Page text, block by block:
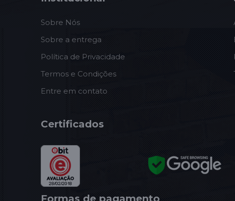
Sobre Nós
Sobre a entrega
Política de Privacidade
Termos e Condições
Entre em contato
Certificados
Formas de pagamento